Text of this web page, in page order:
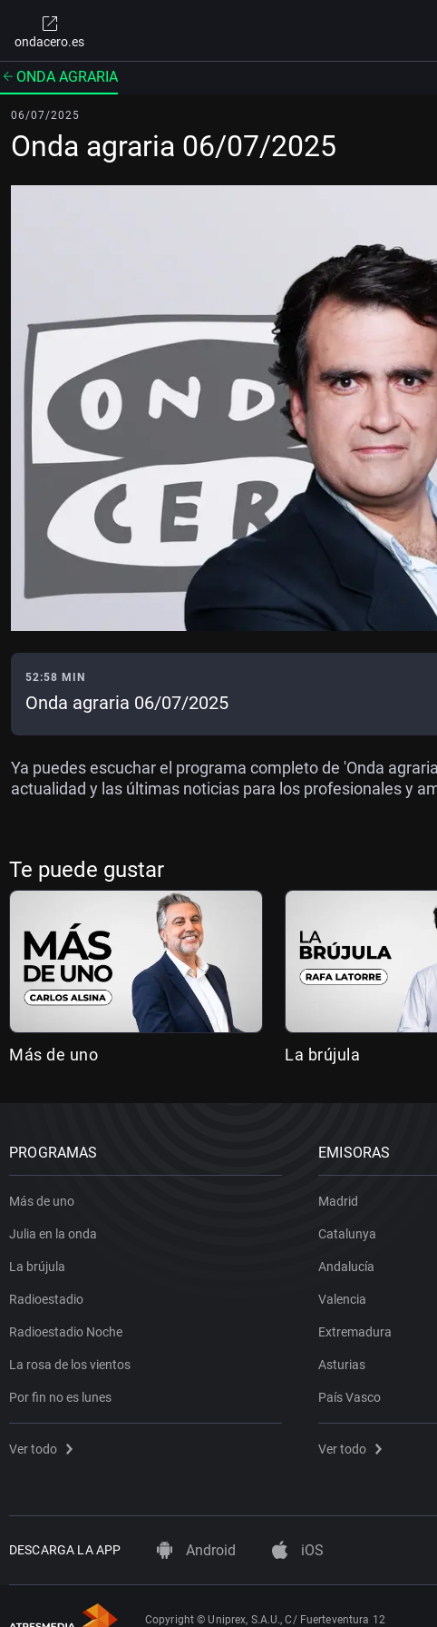
ondacero.es
ONDA AGRARIA
06/07/2025
Onda agraria 06/07/2025
52:58 MIN
Onda agraria 06/07/2025
Ya puedes escuchar el programa completo de 'Onda
actualidad y las últimas noticias para los profesionales y
Te puede gustar
Más de uno La brújula
PROGRAMAS
Más de uno
Julia en la onda
La brújula
Radioestadio
Radioestadio Noche
La rosa de los vientos
Por fin no es lunes
Ver todo
EMISORAS
Madrid
Catalunya
Andalucía
Valencia
Extremadura
Asturias
País Vasco
Ver todo
DESCARGA LA APP Android iOS
Copyright © Uniprex, S.A.U., C/ Fuerteventura 12